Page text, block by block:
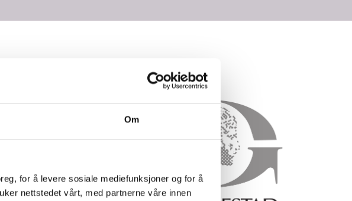
Om
for å levere sosiale mediefunksjoner og for å
nettstedet vårt, med partnerne våre innen